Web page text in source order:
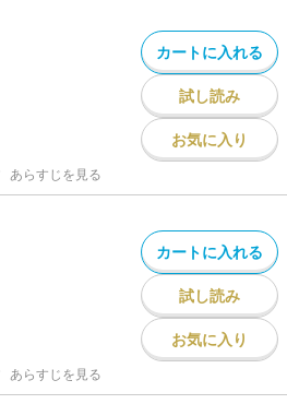
カートに入れる
試し読み
お気に入り
あらすじを見る
カートに入れる
試し読み
お気に入り
あらすじを見る